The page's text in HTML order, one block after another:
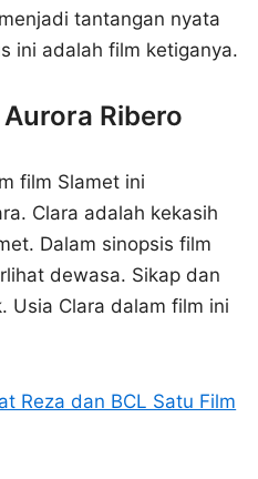
tantangan nyata
ini adalah film ketiganya.
Ribero
film Slamet ini
Clara adalah kekasih
Dalam sinopsis film
dewasa. Sikap dan
Usia Clara dalam film ini
Reza dan BCL Satu Film